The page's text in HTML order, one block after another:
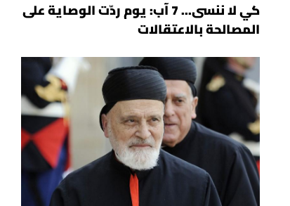
كي لا ننسى... 7 آب: يوم ردّت الوصاية على
المصالحة بالاعتقالات